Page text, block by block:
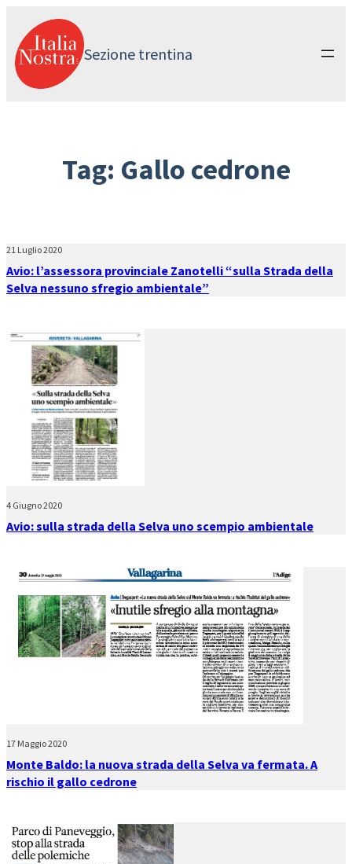
contenuto
Sezione trentina
Tag: Gallo cedrone
21 Luglio 2020
Avio: l’assessora provinciale Zanotelli “sulla Strada della
Selva nessuno sfregio ambientale”
4 Giugno 2020
Avio: sulla strada della Selva uno scempio ambientale
17 Maggio 2020
Monte Baldo: la nuova strada della Selva va fermata. A
rischio il gallo cedrone